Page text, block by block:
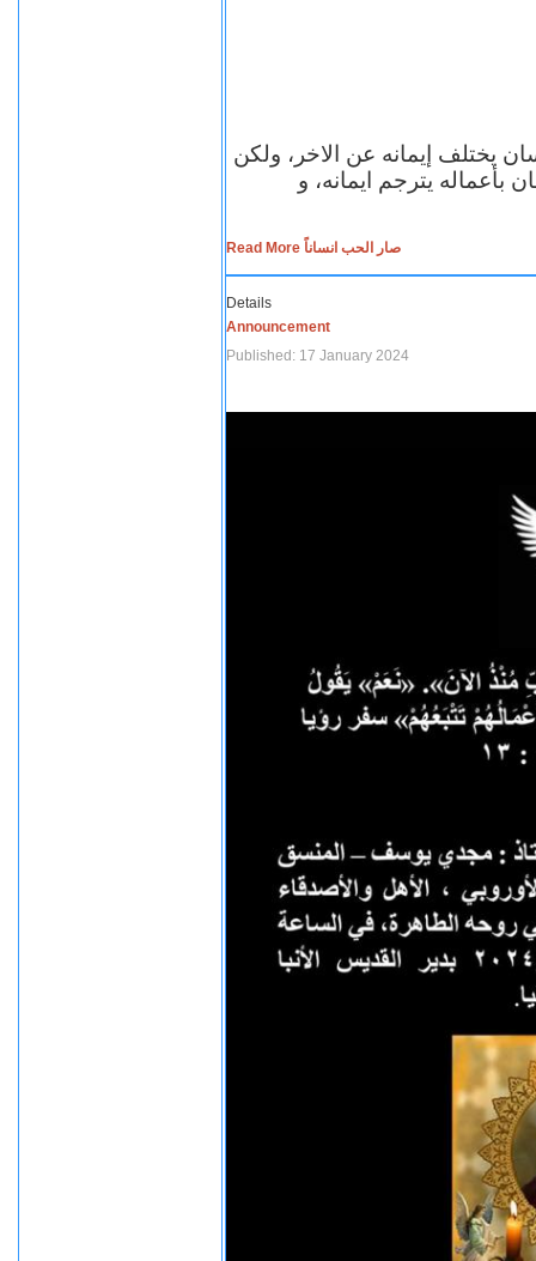
يختلف إيمانه عن الاخر، ولكن
بأعماله يترجم ايمانه، و
Read More صار الحب انساناً
Details
Announcement
Published: 17 January 2024